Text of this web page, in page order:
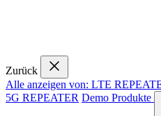
Zurück
Alle anzeigen von: LTE
5G REPEATER Demo Produkte